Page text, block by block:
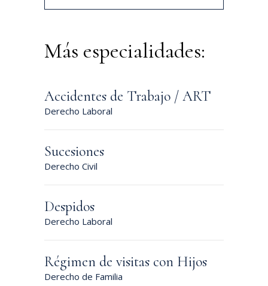
Más especialidades:
Accidentes de Trabajo / ART
Derecho Laboral
Sucesiones
Derecho Civil
Despidos
Derecho Laboral
Régimen de visitas con Hijos
Derecho de Familia